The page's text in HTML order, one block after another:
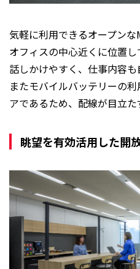
気軽に利用できるオープンな
オフィスの中心近くに位置
話しかけやすく、仕事内容も
またモバイルバッテリーの
アであるため、配線が目立た
眺望を有効活用した開